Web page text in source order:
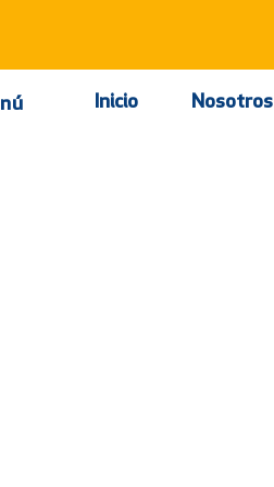
Inicio Nosotros